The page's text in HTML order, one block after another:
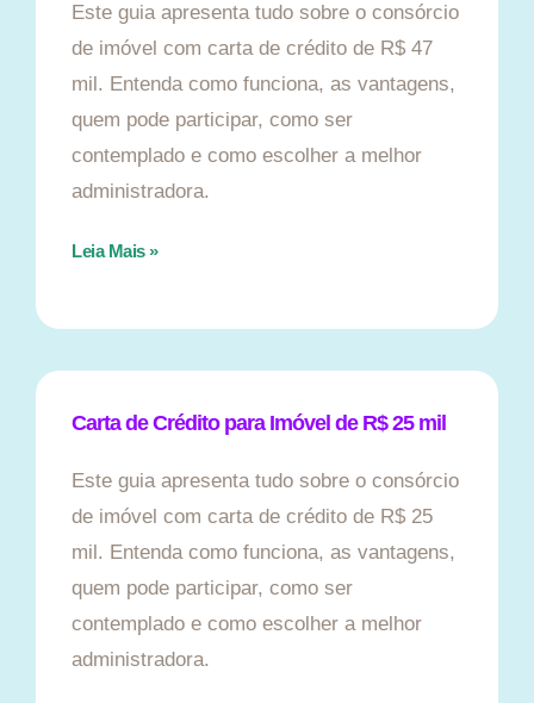
Este guia apresenta tudo sobre o consórcio
de imóvel com carta de crédito de R$ 47
mil. Entenda como funciona, as vantagens,
quem pode participar, como ser
contemplado e como escolher a melhor
administradora.
Leia Mais »
Carta de Crédito para Imóvel de R$ 25 mil
Este guia apresenta tudo sobre o consórcio
de imóvel com carta de crédito de R$ 25
mil. Entenda como funciona, as vantagens,
quem pode participar, como ser
contemplado e como escolher a melhor
administradora.